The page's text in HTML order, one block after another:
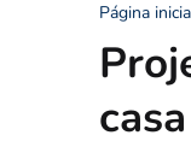
Página